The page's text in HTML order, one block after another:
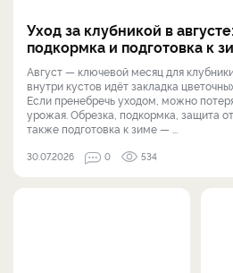
Уход за клубникой в
подкормка и подготовка к
Август — ключевой месяц для
внутри кустов идёт закладка
Если пренебречь уходом, можно
урожая. Обрезка, подкормка, защита
также подготовка к зиме — ...
30.07.2026 0 534